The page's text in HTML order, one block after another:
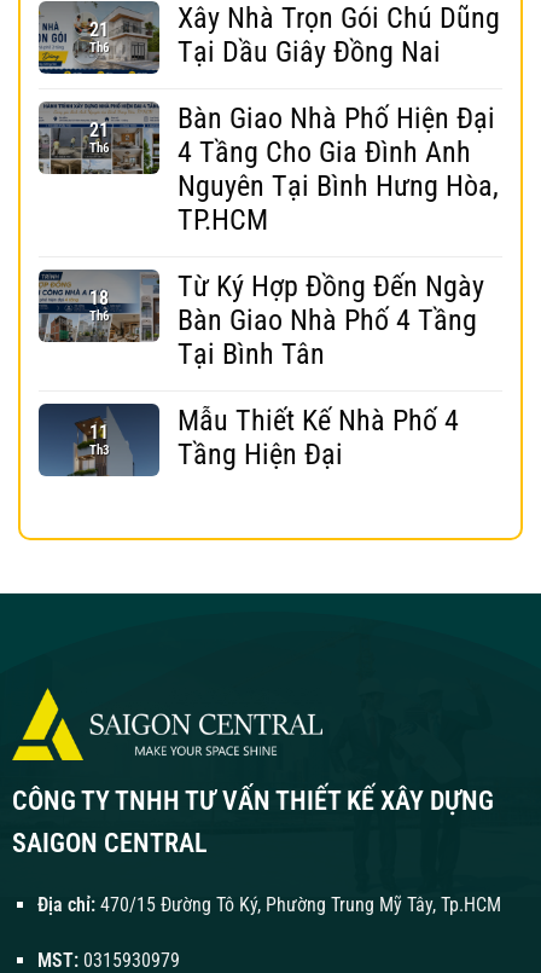
21
Th6
Xây Nhà Trọn Gói Chú Dũng
Tại Dầu Giây Đồng Nai
21
Th6
Bàn Giao Nhà Phố Hiện Đại
4 Tầng Cho Gia Đình Anh
Nguyên Tại Bình Hưng Hòa,
TP.HCM
18
Th6
Từ Ký Hợp Đồng Đến Ngày
Bàn Giao Nhà Phố 4 Tầng
Tại Bình Tân
11
Th3
Mẫu Thiết Kế Nhà Phố 4
Tầng Hiện Đại
CÔNG TY TNHH TƯ VẤN THIẾT KẾ XÂY DỰNG
SAIGON CENTRAL
Địa chỉ:470/15 Đường Tô Ký, Phường Trung Mỹ Tây, Tp.HCM
MST: 0315930979